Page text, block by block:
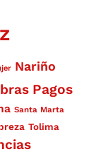
Nariño
Pagos
Santa Marta
Tolima